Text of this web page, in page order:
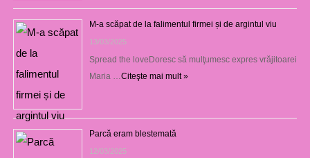
M-a scăpat de la falimentul firmei și de argintul viu
13/03/2025
Spread the loveDoresc să mulţumesc expres vrăjitoarei
Maria … Citeşte mai mult »
Parcă eram blestemată
12/03/2025